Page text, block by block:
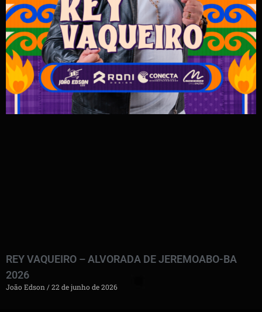
REY VAQUEIRO – ALVORADA DE JEREMOABO-BA
2026
João Edson 22 de junho de 2026